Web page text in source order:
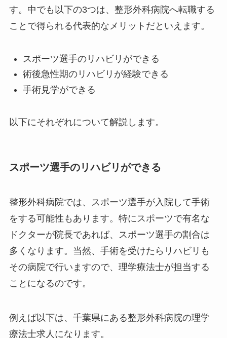
す。中でも以下の3つは、整形外科病院へ転職する
ことで得られる代表的なメリットだといえます。
スポーツ選手のリハビリができる
術後急性期のリハビリが経験できる
手術見学ができる
以下にそれぞれについて解説します。
スポーツ選手のリハビリができる
整形外科病院では、スポーツ選手が入院して手術
をする可能性もあります。特にスポーツで有名な
ドクターが院長であれば、スポーツ選手の割合は
多くなります。当然、手術を受けたらリハビリも
その病院で行いますので、理学療法士が担当する
ことになるのです。
例えば以下は、千葉県にある整形外科病院の理学
療法士求人になります。